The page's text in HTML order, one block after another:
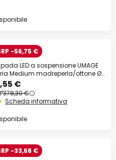
-56,75 €
LED a sospensione UMAGE
Medium madreperla/ottone Ø
€
378,30 €
Scheda informativa
-33,68 €